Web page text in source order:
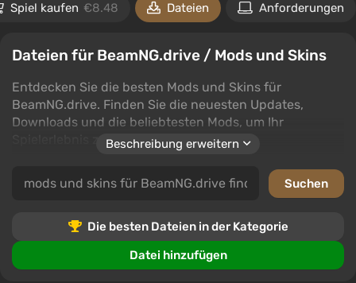
Spiel kaufen €8.48 Dateien Anforderungen
Dateien für BeamNG.drive / Mods und Skins
Entdecken Sie die besten Mods und Skins für
BeamNG.drive. Finden Sie die neuesten Updates,
Downloads und die beliebtesten Mods, um Ihr
Spielerlebnis zu verbessern.
In der Kategorie Mods und Skins können Spieler ihr
BeamNG.drive mit neuen Fahrzeugen, verbesserten
anpassen. Erkunden Sie Unterkategorien wie Häuser,
Sounds, Charaktere, Benutzeroberfläche, Missionen,
Karten, Animationen, Gegenstände, Optimierung und
mehr.
Beschreibung erweitern
Die besten Dateien in der Kategorie
Datei hinzufügen